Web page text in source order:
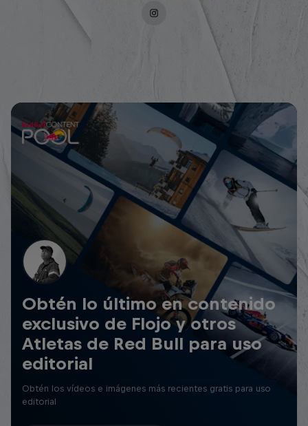
Obtén lo último en contenido
exclusivo de Flojo y otros
Atletas de Red Bull para uso
editorial
Obtén los vídeos e imágenes más recientes gratis para uso
editorial